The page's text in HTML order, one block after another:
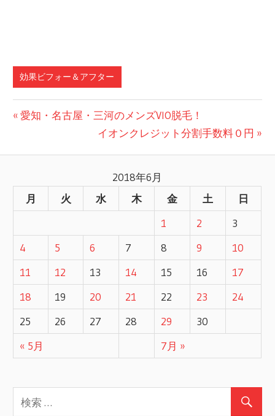
効果ビフォー＆アフター
稿
ナ
ビ
ゲ
ー
シ
ョ
ン
前
愛知・名古屋・三河のメンズVIO脱毛！
次
事:
イオンクレジット分割手数料０円
2018年6月
月
火 水 木 金 土 日
« 5月 7月 »
1 2
3
4
5 6 7 8 9
10
11
12 13 14 15 16
17
18
19 20 21 22 23
24
25
26 27 28 29 30